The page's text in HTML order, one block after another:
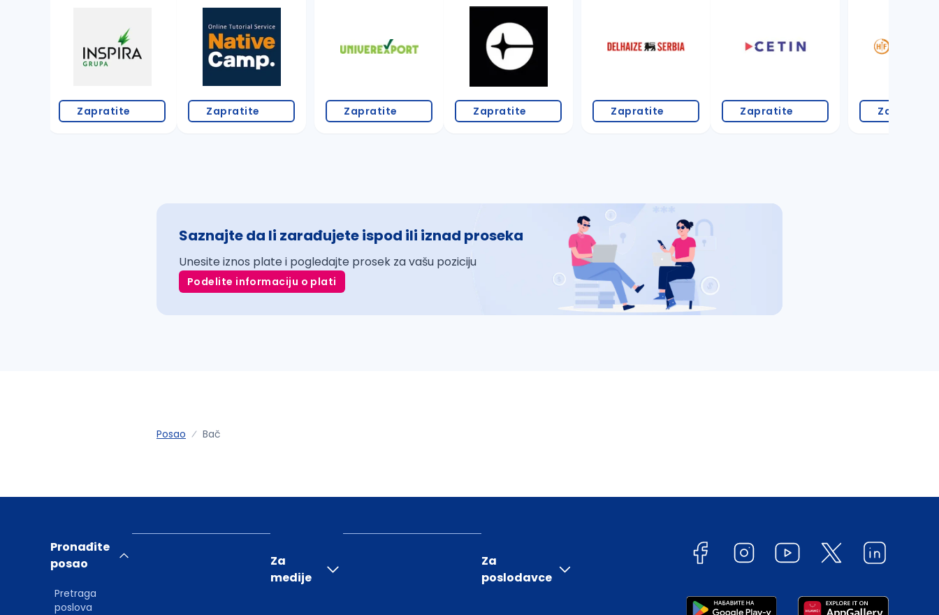
proverite pravopisne greške (koristite č, ć, š, đ, ž, dž)
povećajte radijus za odabrani grad
Zapratite Zapratite Zapratite Zapratite Zapratite Zapratite Zapratite
Saznajte da li zarađujete ispod ili iznad proseka
Unesite iznos plate i pogledajte prosek za vašu poziciju
Podelite informaciju o plati
Posao Bač
Pronađite
posao
Pretraga
poslova
Za
medije
Za
poslodavce